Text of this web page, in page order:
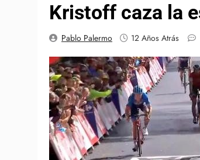
Kristoff caza la
Pablo Palermo 12 Años Atrás